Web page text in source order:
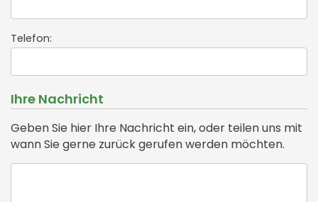
Telefon:
Ihre Nachricht
Geben Sie hier Ihre Nachricht ein, oder teilen uns mit
wann Sie gerne zurück gerufen werden möchten.